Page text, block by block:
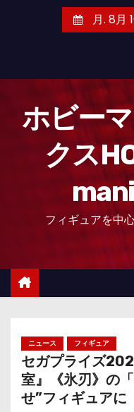
月. 8月
ホビー
クス
フィギュアを中
ニュース フィギュア
セガプライズ
室』《氷刃》の
せ”フィギュアに